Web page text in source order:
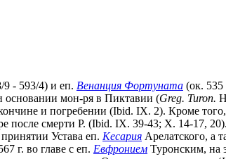
9 - 593/4) и еп. Венанция Фортуната (ок.
основании мон-ря в Пиктавии (Greg. Turon.
и погребении (Ibid. IX. 2). Кроме
после смерти Р. (Ibid. IX. 39-43; X. 14-17,
Устава еп. Кесария Арелатского, а
г. во главе с еп. Евфронием Туронским, на